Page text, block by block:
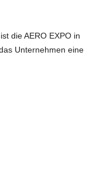
die AERO EXPO in
Unternehmen eine